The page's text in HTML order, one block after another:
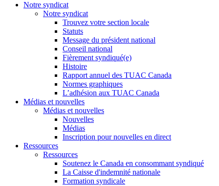
Notre syndicat
Notre syndicat
Trouvez votre section locale
Statuts
Message du président national
Conseil national
Fièrement syndiqué(e)
Histoire
Rapport annuel des TUAC Canada
Normes graphiques
L’adhésion aux TUAC Canada
Médias et nouvelles
Médias et nouvelles
Nouvelles
Médias
Inscription pour nouvelles en direct
Ressources
Ressources
Soutenez le Canada en consommant syndiqué
La Caisse d'indemnité nationale
Formation syndicale